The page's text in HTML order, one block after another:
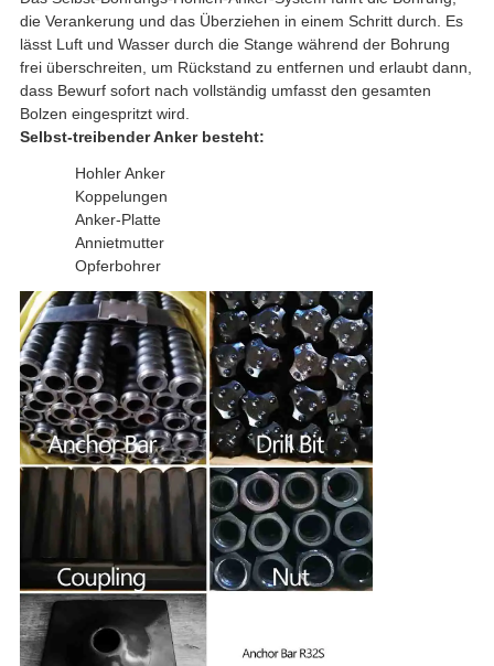
die Verankerung und das Überziehen in einem Schritt durch. Es
lässt Luft und Wasser durch die Stange während der Bohrung
frei überschreiten, um Rückstand zu entfernen und erlaubt dann,
dass Bewurf sofort nach vollständig umfasst den gesamten
Bolzen eingespritzt wird.
Selbst-treibender Anker besteht:
Hohler Anker
Koppelungen
Anker-Platte
Annietmutter
Opferbohrer